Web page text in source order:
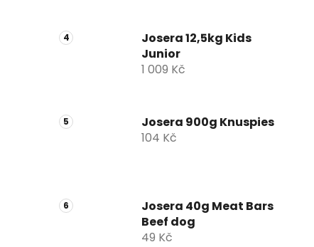
Josera 12,5kg Kids
Junior
1 009 Kč
Josera 900g Knuspies
104 Kč
Josera 40g Meat Bars
Beef dog
49 Kč